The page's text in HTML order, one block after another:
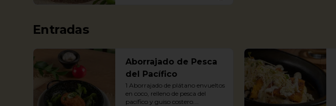
Entradas
Aborrajado de Pesca
del Pacífico
1 Aborrajado de plátano envueltos
en coco, relleno de pesca del
pacífico y guiso costero.